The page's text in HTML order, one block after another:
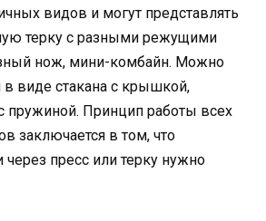
видов и могут представлять
терку с разными режущими
нож, мини-комбайн. Можно
в виде стакана с крышкой,
пружиной. Принцип работы всех
заключается в том, что
через пресс или терку нужно